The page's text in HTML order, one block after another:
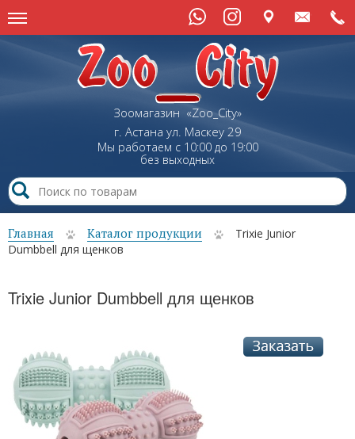
Зоомагазин «Zoo_City»
г. Астана ул. Маскеу29
Мы работаем с 10:00 до 19:00
без выходных
Главная Каталог продукции
Trixie Junior
Dumbbell для щенков
Trixie Junior Dumbbell для щенков